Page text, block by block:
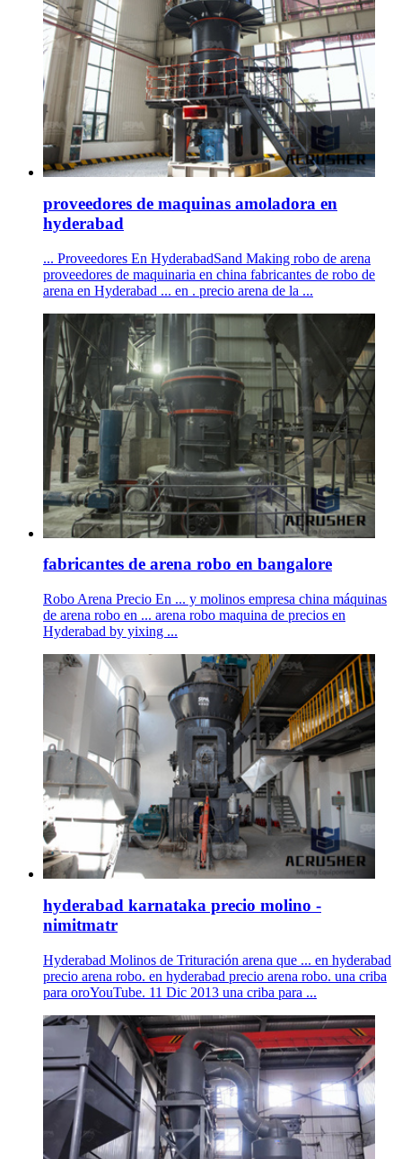
proveedores de maquinas amoladora en
hyderabad
... Proveedores En HyderabadSand Making robo de arena
proveedores de maquinaria en china fabricantes de robo de
arena en Hyderabad ... en . precio arena de la ...
fabricantes de arena robo en bangalore
Robo Arena Precio En ... y molinos empresa china máquinas
de arena robo en ... arena robo maquina de precios en
Hyderabad by yixing ...
hyderabad karnataka precio molino -
nimitmatr
Hyderabad Molinos de Trituración arena que ... en hyderabad
precio arena robo. en hyderabad precio arena robo. una criba
para oroYouTube. 11 Dic 2013 una criba para ...